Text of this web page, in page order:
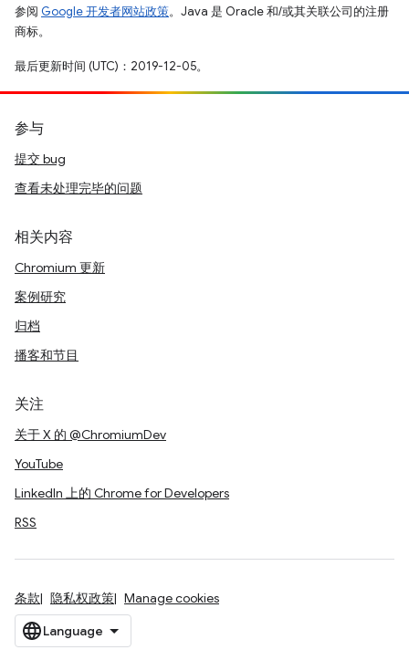
参阅 Google 开发者网站政策。Java 是 Oracle 和/或其关联公司的注册
商标。
最后更新时间 (UTC)：2019-12-05。
参与
提交 bug
查看未处理完毕的问题
相关内容
Chromium 更新
案例研究
归档
播客和节目
关注
关于 X 的 @ChromiumDev
YouTube
LinkedIn 上的 Chrome for Developers
RSS
条款 隐私权政策 Manage cookies